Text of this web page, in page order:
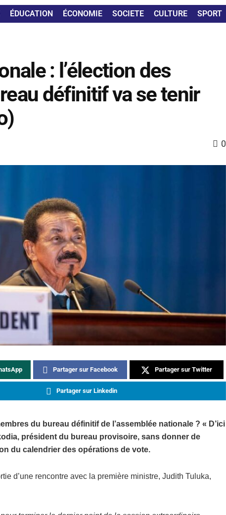
ÉDUCATION ÉCONOMIE SOCIETE CULTURE SPORT
: l’élection des
définitif va se tenir
0
Partager sur Facebook Partager sur Twitter
Partager sur Linkedin
du bureau définitif de l’assemblée nationale ? « D’ici
président du bureau provisoire, sans donner de
du calendrier des opérations de vote.
d’une rencontre avec la première ministre, Judith Tuluka,